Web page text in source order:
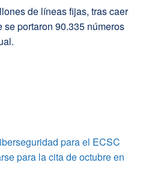
de líneas fijas, tras caer
portaron 90.335 números
para el ECSC
para la cita de octubre en